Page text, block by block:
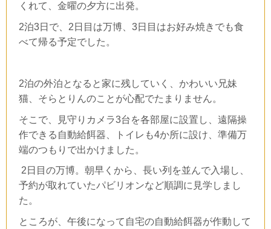
くれて、金曜の夕方に出発。
2泊3日で、 2 日目は万博、 3日目はお好み焼きでも食
べて帰る予定でした。
2泊の外泊となると家に残していく、かわいい兄妹
猫、そらとりんのことが心配でたまりません。
そこで、見守りカメラ3台を各部屋に設置し、遠隔操
作できる自動給餌器、トイレも4か所に設け、準備万
端のつもりで出かけました。
2日目の万博。朝早くから、長い列を並んで入場し、
予約が取れていたパビリオンなど順調に見学しまし
た。
ところが、午後になって自宅の自動給餌器が作動して